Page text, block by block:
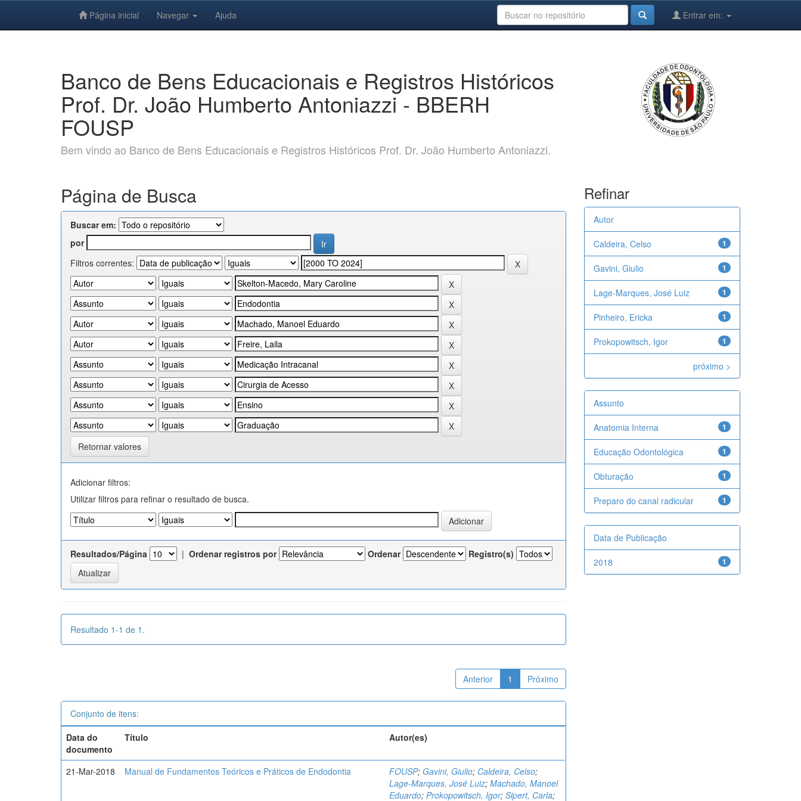
Página inicial Navegar Ajuda Entrar em:
Banco de Bens Educacionais e Registros Históricos
Prof. Dr. João Humberto Antoniazzi - BBERH
FOUSP
Bem vindo ao Banco de Bens Educacionais e Registros Históricos Prof. Dr. João Humberto Antoniazzi.
Página de Busca
Buscar em:
por
Filtros correntes:
Retornar valores
Adicionar filtros:
Utilizar filtros para refinar o resultado de busca.
Resultados/Página | Ordenar registros por Ordenar Registro(s)
Resultado 1-1 de 1.
Anterior 1 Próximo
Conjunto de itens:
Data do
documento
Título Autor(es)
21-Mar-2018 Manual de Fundamentos Teóricos e Práticos de Endodontia FOUSP; Gavini, Giulio; Caldeira, Celso;
Lage-Marques, José Luiz;Machado, Manoel
Eduardo;Prokopowitsch, Igor;Sipert, Carla;
Refinar
Autor
1
Caldeira, Celso
1
Gavini, Giulio
1
Lage-Marques, José Luiz
1
Pinheiro, Ericka
1
Prokopowitsch, Igor
próximo >
Assunto
1
Anatomia Interna
1
Educação Odontológica
1
Obturação
1
Preparo do canal radicular
Data de Publicação
1
2018